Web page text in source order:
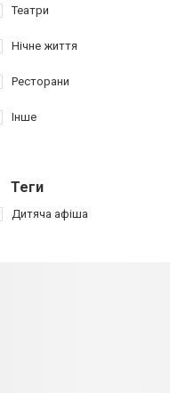
Театри
Нічне життя
Ресторани
Інше
Теги
Дитяча афіша